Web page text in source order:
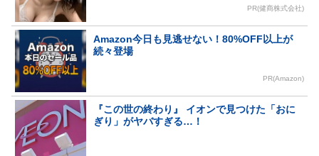
PR(健商株式会社)
Amazon今日も見逃せない！80%OFF以上が
続々登場
PR(Amazon)
『この世の終わり』 イオンで見つけた「おに
ぎり」がヤバすぎる…！